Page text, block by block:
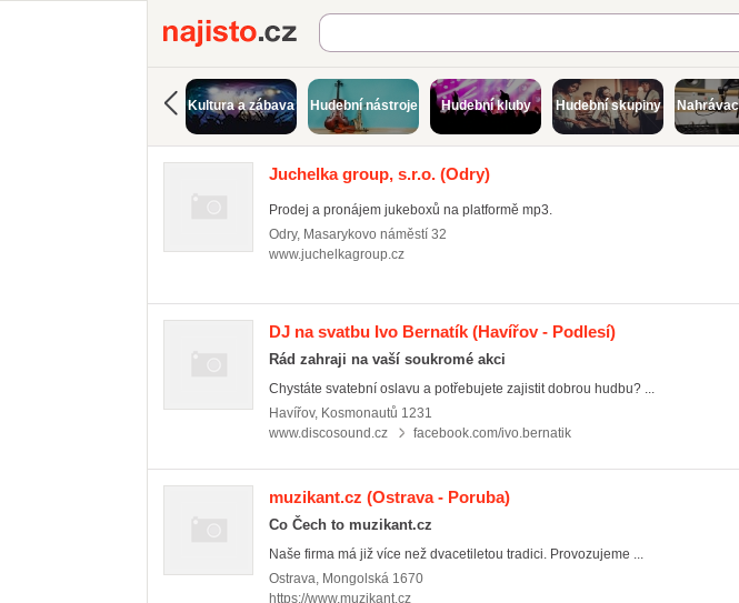
Najisto.cz
Kultura a zábava Hudební nástroje Hudební kluby Hudební skupiny
Juchelka group, s.r.o. (Odry)
Prodej a pronájem jukeboxů na platformě mp3.
Odry, Masarykovo náměstí 32
www.juchelkagroup.cz
DJ na svatbu Ivo Bernatík (Havířov - Podlesí)
Rád zahraji na vaší soukromé akci
Chystáte svatební oslavu a potřebujete zajistit dobrou hudbu? ...
Havířov, Kosmonautů 1231
www.discosound.cz
facebook.com/ivo.bernatik
muzikant.cz (Ostrava - Poruba)
Co Čech to muzikant.cz
Naše firma má již více než dvacetiletou tradici. Provozujeme ...
Ostrava, Mongolská 1670
https://www.muzikant.cz